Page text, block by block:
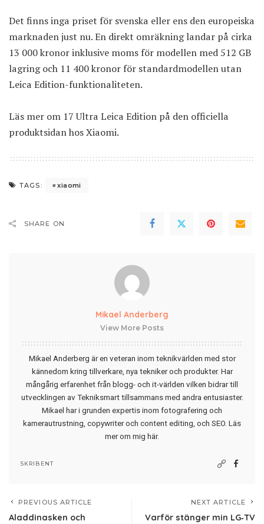
Det finns inga priset för svenska eller ens den europeiska
marknaden just nu. En direkt omräkning landar på cirka
13 000 kronor inklusive moms för modellen med 512 GB
lagring och 11 400 kronor för standardmodellen utan
Leica Edition-funktionaliteten.
Läs mer om 17 Ultra Leica Edition på den officiella
produktsidan hos Xiaomi.
TAGS: xiaomi
SHARE ON
Mikael Anderberg
View More Posts
Mikael Anderberg är en veteran inom teknikvärlden med stor
kännedom kring tillverkare, nya tekniker och produkter. Har
mångårig erfarenhet från blogg- och it-världen vilken bidrar till
utvecklingen av Tekniksmart tillsammans med andra entusiaster.
Mikael har i grunden expertis inom fotografering och
kamerautrustning, copywriter och content editing, och SEO. Läs
mer om mig här.
SKRIBENT
PREVIOUS ARTICLE
Aladdinasken och
NEXT ARTICLE
Varför stänger min LG‑TV